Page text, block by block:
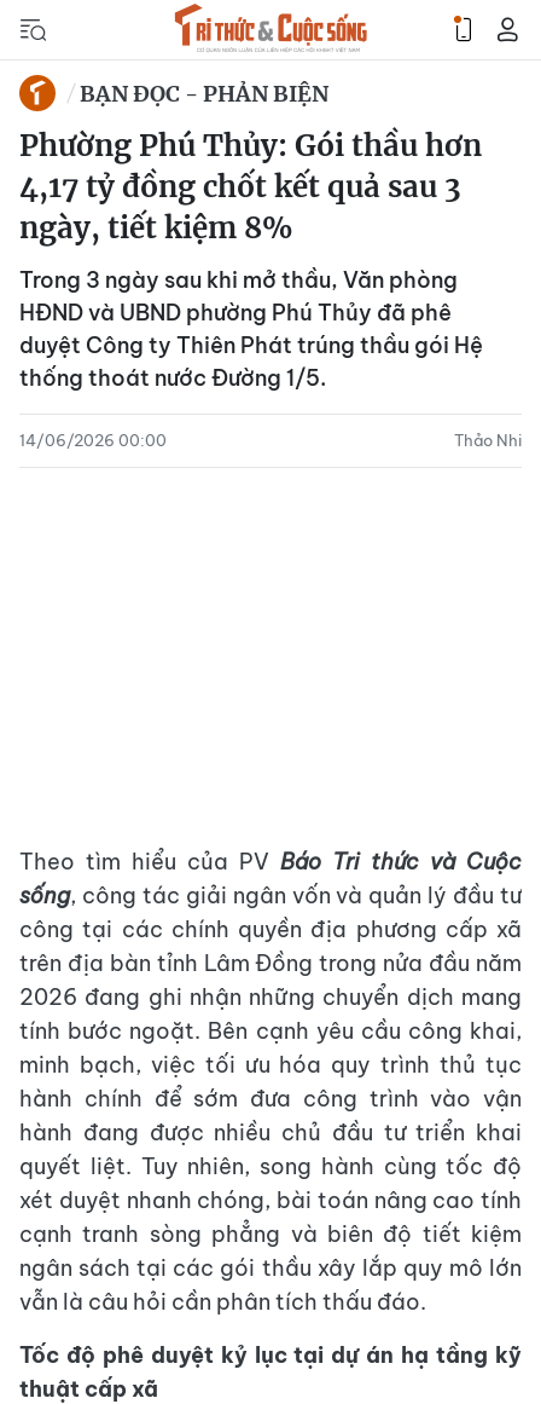
BẠN ĐỌC - PHẢN BIỆN
Phường Phú Thủy: Gói thầu hơn
4,17 tỷ đồng chốt kết quả sau 3
ngày, tiết kiệm 8%
Trong 3 ngày sau khi mở thầu, Văn phòng
HĐND và UBND phường Phú Thủy đã phê
duyệt Công ty Thiên Phát trúng thầu gói Hệ
thống thoát nước Đường 1/5.
14/06/2026 00:00 Thảo Nhi
Theo tìm hiểu của PV Báo Tri thức và Cuộc
sống, công tác giải ngân vốn và quản lý đầu tư
công tại các chính quyền địa phương cấp xã
trên địa bàn tỉnh Lâm Đồng trong nửa đầu năm
2026 đang ghi nhận những chuyển dịch mang
tính bước ngoặt. Bên cạnh yêu cầu công khai,
minh bạch, việc tối ưu hóa quy trình thủ tục
hành chính để sớm đưa công trình vào vận
hành đang được nhiều chủ đầu tư triển khai
quyết liệt. Tuy nhiên, song hành cùng tốc độ
xét duyệt nhanh chóng, bài toán nâng cao tính
cạnh tranh sòng phẳng và biên độ tiết kiệm
ngân sách tại các gói thầu xây lắp quy mô lớn
vẫn là câu hỏi cần phân tích thấu đáo.
Tốc độ phê duyệt kỷ lục tại dự án hạ tầng kỹ
thuật cấp xã